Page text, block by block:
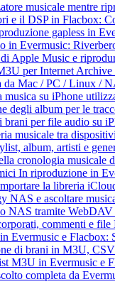
musicale mentre
e il DSP in Flacbox:
gapless in
in Evermusic:
Apple Music e
per Internet
da Mac / PC / Linux /
su iPhone
degli album per le
brani per file audio su
musicale tra
album, artisti e
cronologia musicale
In riproduzione in
la libreria
NAS e ascoltare
NAS tramite WebDAV
commenti e
Evermusic e Flacbox:
di brani in M3U,
M3U in Evermusic e
completa da